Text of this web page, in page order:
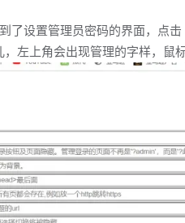
了设置管理员密码的界面，点
左上角会出现管理的字样，鼠